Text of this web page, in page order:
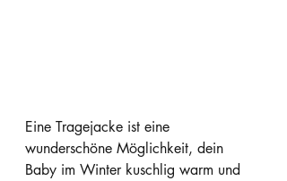
Eine Tragejacke ist eine
wunderschöne Möglichkeit, dein
Baby im Winter kuschlig warm und